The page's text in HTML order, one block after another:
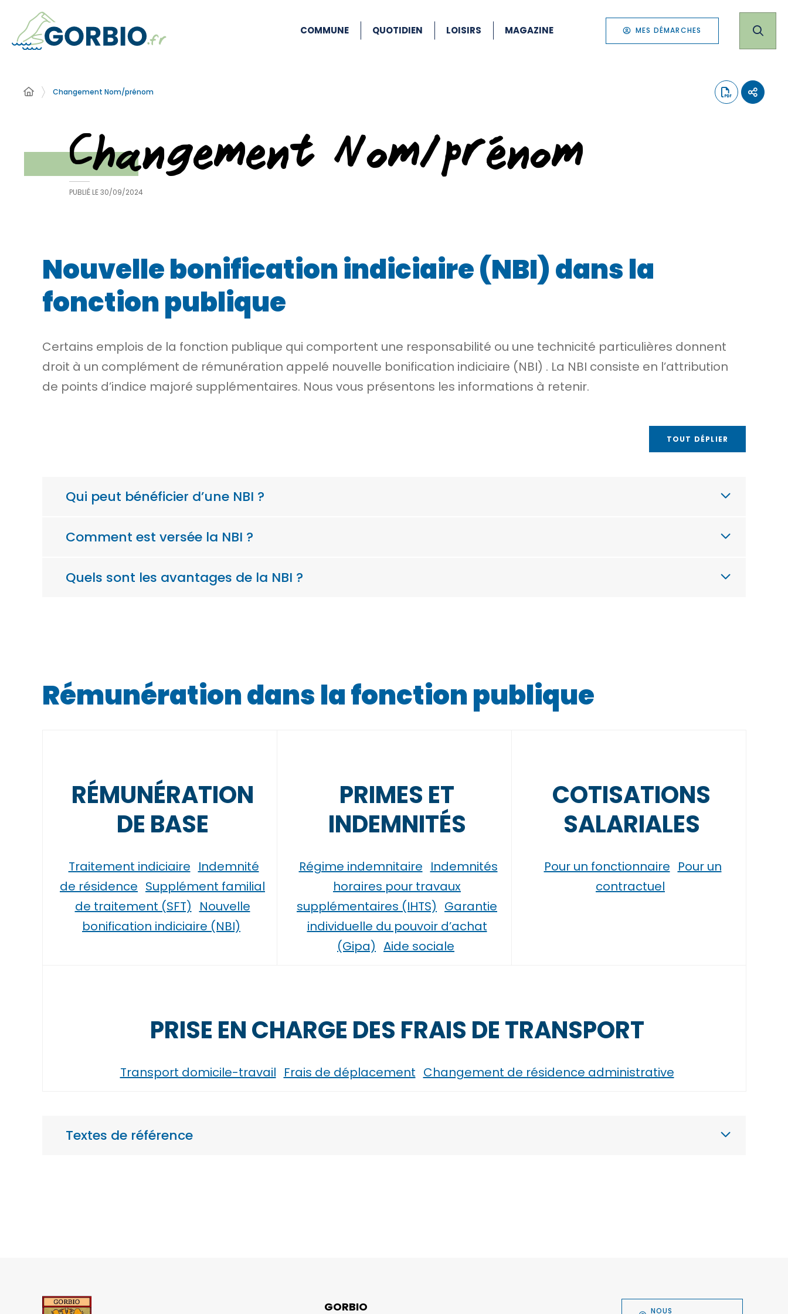
COMMUNE QUOTIDIEN LOISIRS MAGAZINE MES DÉMARCHES
Changement Nom/prénom
Changement Nom/prénom
PUBLIÉ LE30/09/2024
Nouvelle bonification indiciaire (NBI) dans la
fonction publique
Certains emplois de la fonction publique qui comportent une responsabilité ou une technicité particulières donnent
droit à un complément de rémunération appelé nouvelle bonification indiciaire (NBI) . La NBI consiste en l’attribution
de points d’indice majoré supplémentaires. Nous vous présentons les informations à retenir.
TOUT DÉPLIER
Qui peut bénéficier d’une NBI ?
Comment est versée la NBI ?
Quels sont les avantages de la NBI ?
Rémunération dans la fonction publique
RÉMUNÉRATION
DE BASE
Traitement indiciaire Indemnité
de résidence Supplément familial
de traitement (SFT)
Nouvelle
bonification indiciaire (NBI)
PRIMES ET
INDEMNITÉS
Régime indemnitaire Indemnités
horaires pour travaux
supplémentaires (IHTS) Garantie
individuelle du pouvoir d’achat
(Gipa) Aide sociale
COTISATIONS
SALARIALES
Pour un fonctionnaire Pour un
contractuel
PRISE EN CHARGE DES FRAIS DE TRANSPORT
Transport domicile-travail Frais de déplacement Changement de résidence administrative
Textes de référence
GORBIO NOUS